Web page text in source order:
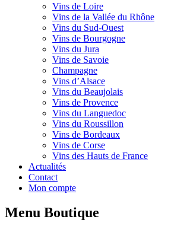
Vins de Loire
Vins de la Vallée du Rhône
Vins du Sud-Ouest
Vins de Bourgogne
Vins du Jura
Vins de Savoie
Champagne
Vins d’Alsace
Vins du Beaujolais
Vins de Provence
Vins du Languedoc
Vins du Roussillon
Vins de Bordeaux
Vins de Corse
Vins des Hauts de France
Actualités
Contact
Mon compte
Menu Boutique